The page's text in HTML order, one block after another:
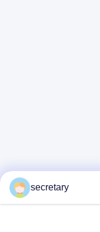
secretary